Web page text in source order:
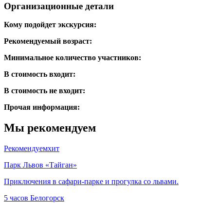
Организационные детали
Кому подойдет экскурсия:
Рекомендуемый возраст:
Минимальное количество участников:
В стоимость входит:
В стоимость не входит:
Прочая информация:
Мы рекомендуем
Рекомендуемхит
Парк Львов «Тайган»
Приключения в сафари-парке и прогулка со львами.
5 часов Белогорск